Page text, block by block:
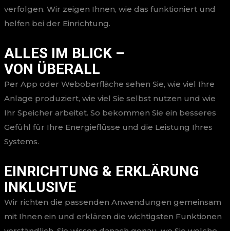
verfolgen. Wir zeigen Ihnen, wie das funktioniert und
helfen bei der Einrichtung.
ALLES IM BLICK –
VON ÜBERALL
Per App oder Weboberfläche sehen Sie, wie viel Ihre
Anlage produziert, wie viel Sie selbst nutzen und wie
Ihr Speicher arbeitet. So bekommen Sie ein besseres
Gefühl für Ihre Energieflüsse und die Leistung Ihres
Systems.
EINRICHTUNG & ERKLÄRUNG
INKLUSIVE
Wir richten die passenden Anwendungen gemeinsam
mit Ihnen ein und erklären die wichtigsten Funktionen